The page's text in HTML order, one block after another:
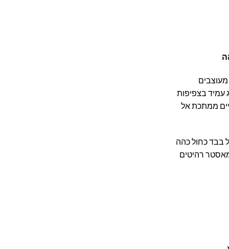
עמיד בצפיפות
ממתכת אל
בבד כחול כהה
רהיטים